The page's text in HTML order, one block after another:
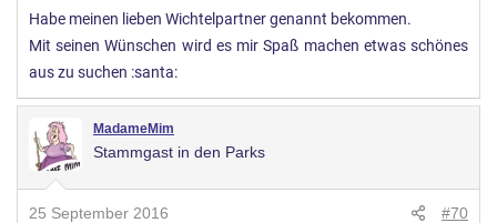
Habe meinen lieben Wichtelpartner genannt bekommen.
Mit seinen Wünschen wird es mir Spaß machen etwas schönes
aus zu suchen :santa:
MadameMim
Stammgast in den Parks
25 September 2016 #70